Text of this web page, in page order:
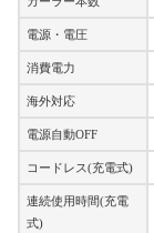
電源・電圧
消費電力
海外対応
電源自動OFF
コードレス(充電式)
連続使用時間(充電
式)